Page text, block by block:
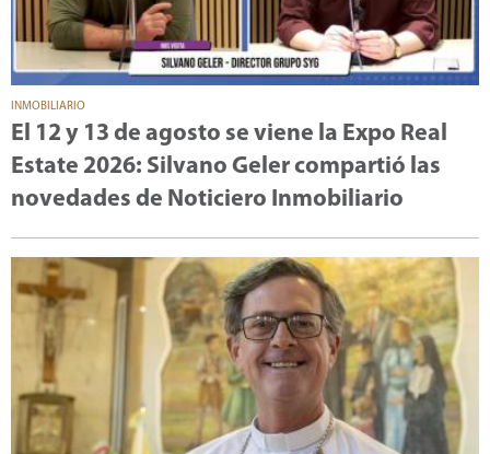
INMOBILIARIO
El 12 y 13 de agosto se viene la Expo Real
Estate 2026: Silvano Geler compartió las
novedades de Noticiero Inmobiliario